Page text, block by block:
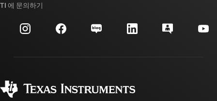
투자 관계
제조
대체품 검색
고객 지원 센터
myTI 계정 FAQ
주문 FAQ
TI 에 문의하기